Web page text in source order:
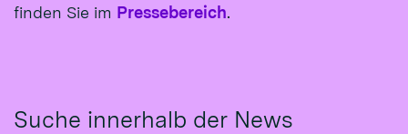
finden Sie im Pressebereich.
Suche innerhalb der News